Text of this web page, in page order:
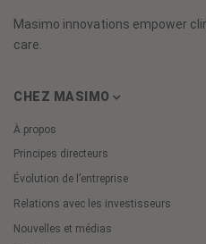
Masimo innovations empower
care.
CHEZ MASIMO
À propos
Principes directeurs
Évolution de l’entreprise
Relations avec les investisseurs
Nouvelles et médias